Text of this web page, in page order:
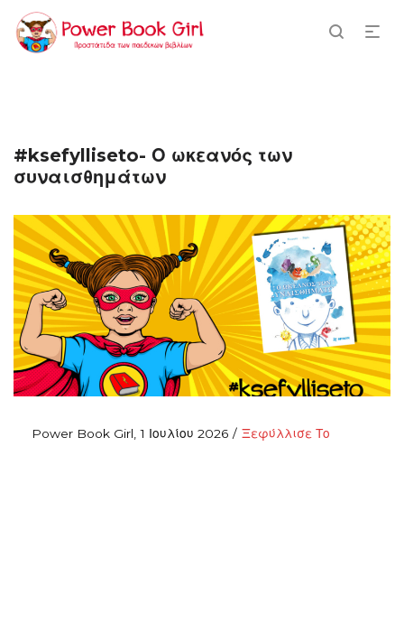
#ksefylliseto- Ο ωκεανός των
συναισθημάτων
Power Book Girl Posted
1 Ιουλίου 2026
Posted
Ξεφύλλισε Το